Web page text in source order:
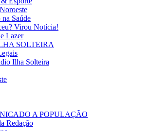
Saúde
Virou Notícia!
Lazer
SOLTEIRA
Ilha Solteira
A POPULAÇÃO
Redação